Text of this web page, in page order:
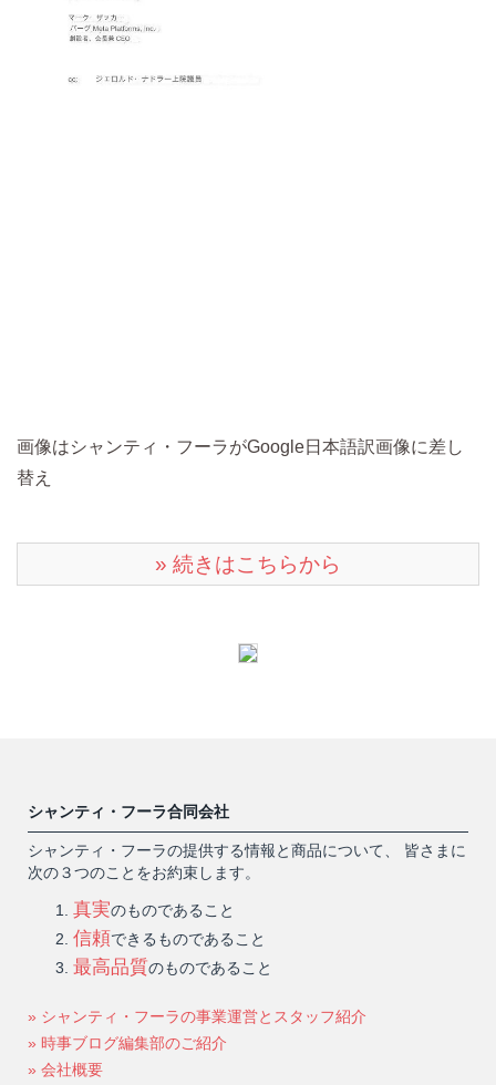
画像はシャンティ・フーラがGoogle日本語訳画像に差し
替え
» 続きはこちらから
シャンティ・フーラ合同会社
シャンティ・フーラの提供する情報と商品について、 皆さまに
次の３つのことをお約束します。
真実のものであること
信頼できるものであること
最高品質のものであること
» シャンティ・フーラの事業運営とスタッフ紹介
» 時事ブログ編集部のご紹介
» 会社概要